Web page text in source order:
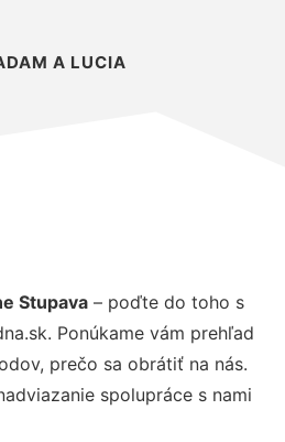
A LUCIA
Stupava – poďte do toho s
Ponúkame vám prehľad
prečo sa obrátiť na nás.
spolupráce s nami